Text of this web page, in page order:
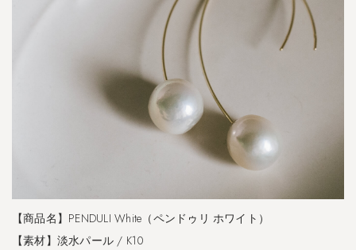
【商品名】PENDULI White（ペンドゥリ ホワイト）
【素材】淡水パール / K10